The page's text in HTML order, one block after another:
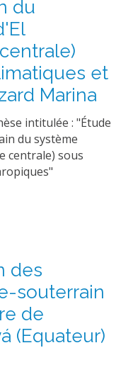
du
et
Marina
intitulée : "Étude
du système
centrale) sous
des
souterrain
de
(Equateur)